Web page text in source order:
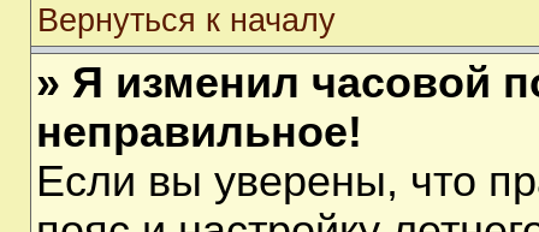
Вернуться к началу
» Я изменил часовой
неправильное!
Если вы уверены, что